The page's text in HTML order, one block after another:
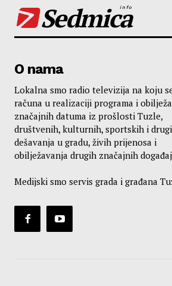
Sedmica
info
O nama
Lokalna smo radio televizija na koju
računa u realizaciji programa i
značajnih datuma iz prošlosti Tuzle,
društvenih, kulturnih, sportskih i
dešavanja u gradu, živih prijenosa i
obilježavanja drugih značajnih
Medijski smo servis grada i građana